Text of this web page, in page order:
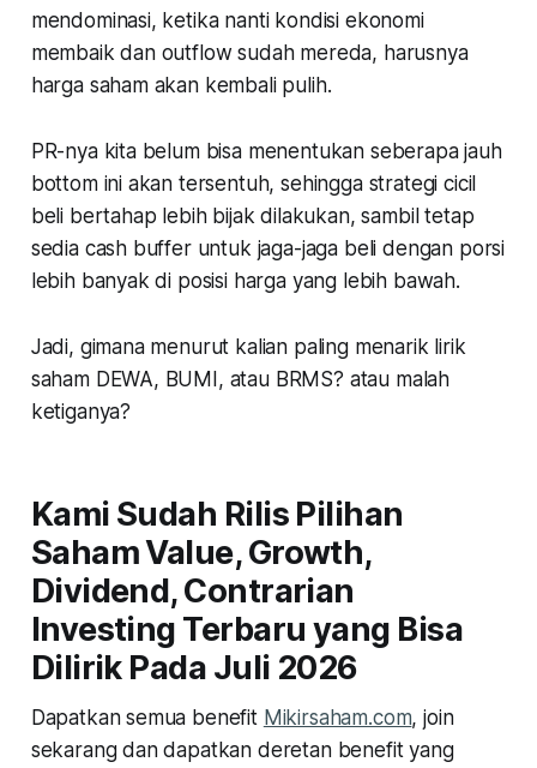
mendominasi, ketika nanti kondisi ekonomi
membaik dan outflow sudah mereda, harusnya
harga saham akan kembali pulih.
PR-nya kita belum bisa menentukan seberapa jauh
bottom ini akan tersentuh, sehingga strategi cicil
beli bertahap lebih bijak dilakukan, sambil tetap
sedia cash buffer untuk jaga-jaga beli dengan porsi
lebih banyak di posisi harga yang lebih bawah.
Jadi, gimana menurut kalian paling menarik lirik
saham DEWA, BUMI, atau BRMS? atau malah
ketiganya?
Kami Sudah Rilis Pilihan
Saham Value, Growth,
Dividend, Contrarian
Investing Terbaru yang Bisa
Dilirik Pada Juli 2026
Dapatkan semua benefit Mikirsaham.com, join
sekarang dan dapatkan deretan benefit yang